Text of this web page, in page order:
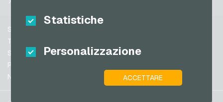
Statistiche
Personalizzazione
ACCETTARE
Svizzera (IT)
Stati Uniti (EN)
Supporto
Termini & Condizioni
Sicurezza e verifica
Protezione dei dati
Note legali